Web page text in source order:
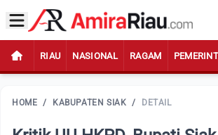
RIAU NASIONAL RAGAM
HOME / KABUPATEN SIAK / DETAIL